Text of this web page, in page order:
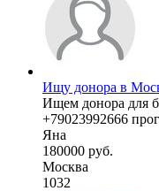
Ищу донора в
Ищем донора для
+79023992666
Яна
180000 руб.
Москва
1032